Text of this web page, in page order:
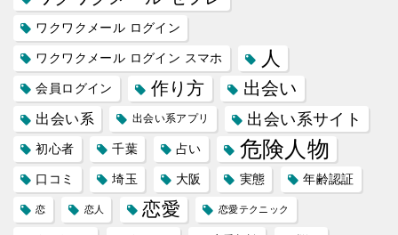
ワクワクメール ログイン
ワクワクメール ログイン スマホ 人
会員ログイン 作り方 出会い
出会い系 出会い系アプリ 出会い系サイト
初心者 千葉 占い 危険人物
口コミ 埼玉 大阪 実態 年齢認証
恋 恋人 恋愛 恋愛テクニック